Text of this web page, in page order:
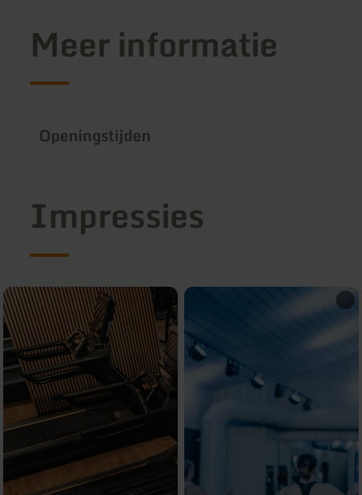
Meer informatie
Openingstijden
Impressies